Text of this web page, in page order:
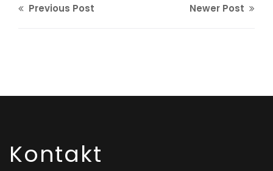
Previous Post Newer Post
Kontakt